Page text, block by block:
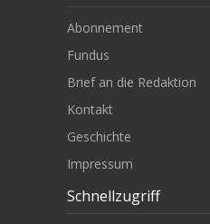
Abonnement
Fundus
Brief an die Redaktion
Kontakt
Geschichte
Impressum
Schnellzugriff